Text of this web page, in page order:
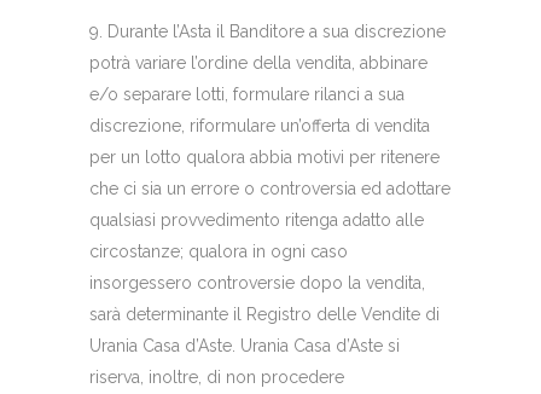
9. Durante l’Asta il Banditore a sua discrezione
potrà variare l’ordine della vendita, abbinare
e/o separare lotti, formulare rilanci a sua
discrezione, riformulare un’offerta di vendita
per un lotto qualora abbia motivi per ritenere
che ci sia un errore o controversia ed adottare
qualsiasi provvedimento ritenga adatto alle
circostanze; qualora in ogni caso
insorgessero controversie dopo la vendita,
sarà determinante il Registro delle Vendite di
Urania Casa d’Aste. Urania Casa d’Aste si
riserva, inoltre, di non procedere